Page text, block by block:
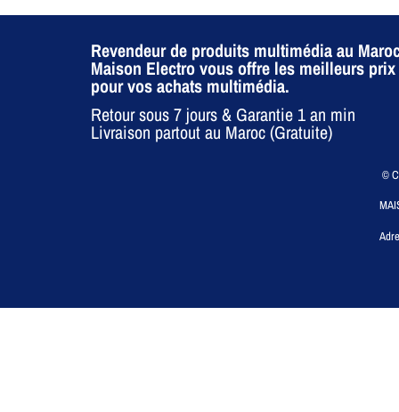
Revendeur de produits multimédia au
Maison Electro vous offre les meilleurs prix
pour vos achats multimédia.
Retour sous 7 jours & Garantie 1 an min
Livraison partout au Maroc (Gratuite)
©